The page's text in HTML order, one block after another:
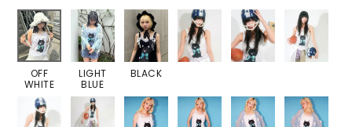
OFF
WHITE
LIGHT
BLUE
BLACK